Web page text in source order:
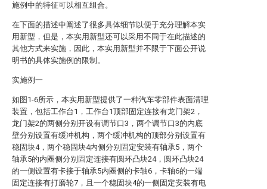
施例中的特征可以相互组合。
在下面的描述中阐述了很多具体细节以便于充分理解本实
用新型，但是，本实用新型还可以采用不同于在此描述的
其他方式来实施，因此，本实用新型并不限于下面公开说
明书的具体实施例的限制。
实施例一
如图1-6所示，本实用新型提供了一种汽车零部件表面清理
装置，包括工作台1，工作台1顶部固定连接有龙门架2，
龙门架2的两侧分别开设有调节口3，两个调节口3的内底
壁分别设置有缓冲机构，两个缓冲机构的顶部分别设置有
稳固块4，两个稳固块4内侧分别固定安装有轴承5，两个
轴承5的内圈侧分别固定连接有圆环凸块24，圆环凸块24
的一侧设置有卡接于轴承5内圈侧的卡轴6，卡轴6的一端
固定连接有打磨轮7，且一个稳固块4的一侧固定安装有电